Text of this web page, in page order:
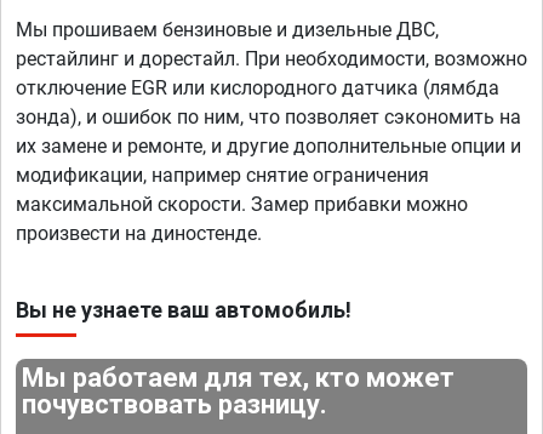
Мы прошиваем бензиновые и дизельные ДВС,
рестайлинг и дорестайл. При необходимости, возможно
отключение EGR или кислородного датчика (лямбда
зонда), и ошибок по ним, что позволяет сэкономить на
их замене и ремонте, и другие дополнительные опции и
модификации, например снятие ограничения
максимальной скорости. Замер прибавки можно
произвести на диностенде.
Вы не узнаете ваш автомобиль!
Мы работаем для тех, кто может
почувствовать разницу.